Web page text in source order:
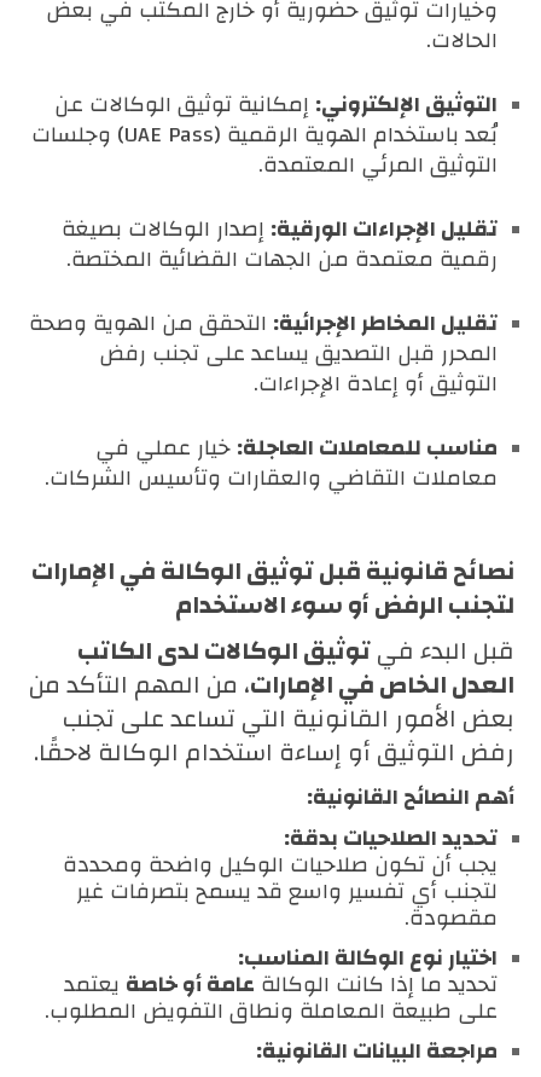
وخيارات توثيق حضورية أو خارج المكتب في بعض
الحالات.
التوثيق الإلكتروني: إمكانية توثيق الوكالات عن
بُعد باستخدام الهوية الرقمية (UAE Pass) وجلسات
التوثيق المرئي المعتمدة.
تقليل الإجراءات الورقية: إصدار الوكالات بصيغة
رقمية معتمدة من الجهات القضائية المختصة.
تقليل المخاطر الإجرائية: التحقق من الهوية وصحة
المحرر قبل التصديق يساعد على تجنب رفض
التوثيق أو إعادة الإجراءات.
مناسب للمعاملات العاجلة:خيار عملي في
معاملات التقاضي والعقارات وتأسيس الشركات.
نصائح قانونية قبل توثيق الوكالة في الإمارات
لتجنب الرفض أو سوء الاستخدام
قبل البدء فيتوثيق الوكالات لدى الكاتب
العدل الخاص في الإمارات، من المهم التأكد من
بعض الأمور القانونية التي تساعد على تجنب
رفض التوثيق أو إساءة استخدام الوكالة لاحقًا.
أهم النصائح القانونية:
تحديد الصلاحيات بدقة:
يجب أن تكون صلاحيات الوكيل واضحة ومحددة
لتجنب أي تفسير واسع قد يسمح بتصرفات غير
مقصودة.
اختيار نوع الوكالة المناسب:
تحديد ما إذا كانت الوكالة عامة أو خاصة يعتمد
على طبيعة المعاملة ونطاق التفويض المطلوب.
مراجعة البيانات القانونية: